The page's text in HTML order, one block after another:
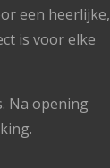
een heerlijke,
is voor elke
Na opening